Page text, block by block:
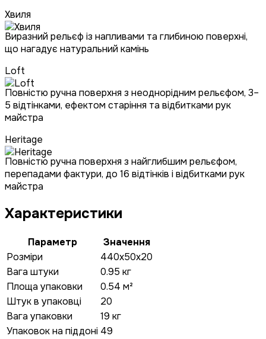
Хвиля
Виразний рельєф із напливами та глибиною поверхні,
що нагадує натуральний камінь
Loft
Повністю ручна поверхня з неоднорідним рельєфом, 3–
5 відтінками, ефектом старіння та відбитками рук
майстра
Heritage
Повністю ручна поверхня з найглибшим рельєфом,
перепадами фактури, до 16 відтінків і відбитками рук
майстра
Характеристики
Параметр
Значення
Розміри
440x50x20
Вага штуки
0.95 кг
Площа упаковки
0.54 м²
Штук в упаковці
20
Вага упаковки
19 кг
Упаковок на піддоні 49